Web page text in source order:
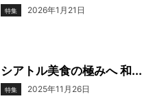
特集 2026年1月21日
シアトル美食の極みへ 和...
特集 2025年11月26日